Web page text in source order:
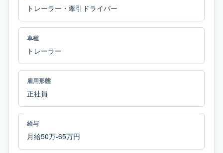
トレーラー・牽引ドライバー
車種
トレーラー
雇用形態
正社員
給与
月給50万-65万円